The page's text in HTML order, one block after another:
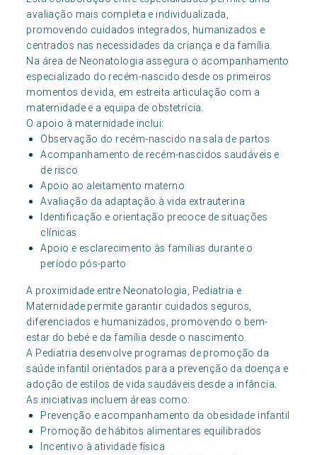
avaliação mais completa e individualizada,
promovendo cuidados integrados, humanizados e
centrados nas necessidades da criança e da família.
Na área de Neonatologia assegura o acompanhamento
especializado do recém-nascido desde os primeiros
momentos de vida, em estreita articulação com a
maternidade e a equipa de obstetrícia.
O apoio à maternidade inclui:
Observação do recém-nascido na sala de partos
Acompanhamento de recém-nascidos saudáveis e
de risco
Apoio ao aleitamento materno
Avaliação da adaptação à vida extrauterina
Identificação e orientação precoce de situações
clínicas
Apoio e esclarecimento às famílias durante o
período pós-parto
A proximidade entre Neonatologia, Pediatria e
Maternidade permite garantir cuidados seguros,
diferenciados e humanizados, promovendo o bem-
estar do bebé e da família desde o nascimento.
A Pediatria desenvolve programas de promoção da
saúde infantil orientados para a prevenção da doença e
adoção de estilos de vida saudáveis desde a infância.
As iniciativas incluem áreas como:
Prevenção e acompanhamento da obesidade infantil
Promoção de hábitos alimentares equilibrados
Incentivo à atividade física